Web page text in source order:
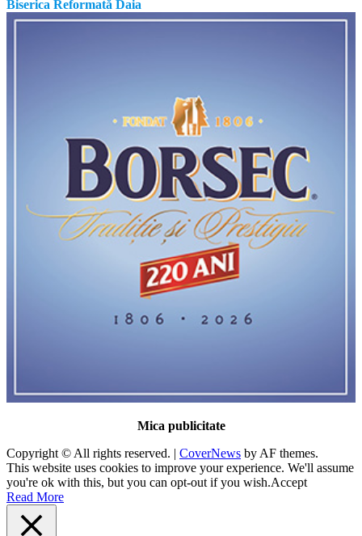
Biserica Reformată Daia
Mica publicitate
Copyright © All rights reserved. | CoverNews by AF themes.
This website uses cookies to improve your experience. We'll assume
you're ok with this, but you can opt-out if you wish.Accept
Read More